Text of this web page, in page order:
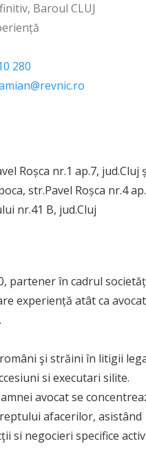
Baroul CLUJ
280
Roșca nr.1 ap.7, jud.Cluj
str.Pavel Roșca nr.4
nr.41 B, jud.Cluj
partener în cadrul
experiență atât ca avocat
şi străini în litigii
si executari silite.
avocat se
afacerilor, asistând
si negocieri specifice